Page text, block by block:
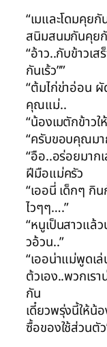
“เมและโดมคุยกั
สนิมสนมกันคุย
“อ้าว..กับข้าวเ
กันเร้ว””
“ต้มไก่ข่าอ่อน
คุณแม่..
“น้องเมตักข้าว
“ครับขอบคุณมา
“อือ..อร่อยมา
ฝีมือแม่ครัว
“เออนี่ เด็กๆ กิน
ไวๆๆ….”
“หนูเป็นสาวแล้
วอ้วน..”
“เออน่าแม่พูดเ
ต้วเอง..พวกเร
กัน
เดี๋ยวพรุ่งนี้ให้น้
ซื้อของใช้ส่วนตั